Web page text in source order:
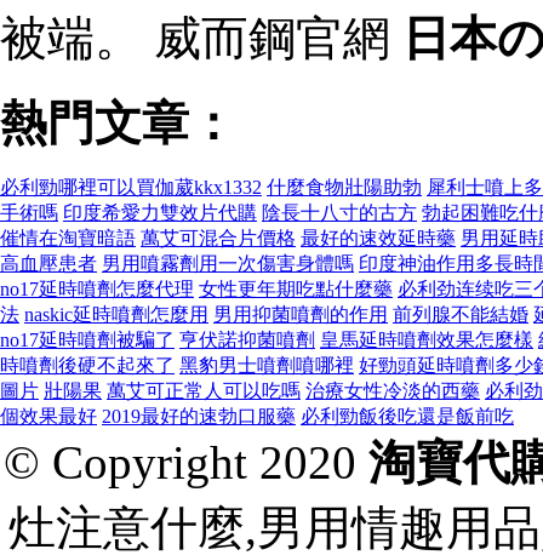
被端。 威而鋼官網 日本
熱門文章：
必利勁哪裡可以買伽葳kkx1332 什麼食物壯陽助勃 犀利士噴上
手術嗎 印度希愛力雙效片代購 陰長十八寸的古方 勃起困難吃什
催情在淘寶暗語 萬艾可混合片價格 最好的速效延時藥 男用延
高血壓患者 男用噴霧劑用一次傷害身體嗎 印度神油作用多長時
no17延時噴劑怎麼代理 女性更年期吃點什麼藥 必利劲连续吃三
法 naskic延時噴劑怎麼用 男用抑菌噴劑的作用 前列腺不能結婚
no17延時噴劑被騙了 亨伏諾抑菌噴劑 皇馬延時噴劑效果怎麼樣
時噴劑後硬不起來了 黑豹男士噴劑噴哪裡 好勁頭延時噴劑多少
圖片 壯陽果 萬艾可正常人可以吃嗎 治療女性冷淡的西藥 必利
個效果最好 2019最好的速勃口服藥 必利勁飯後吃還是飯前吃
© Copyright 2020 淘寶代
灶注意什麼,男用情趣用